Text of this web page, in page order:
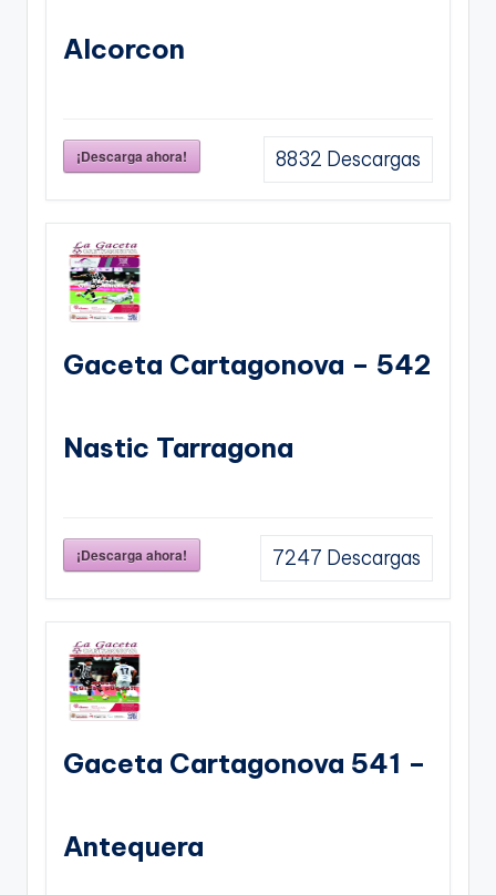
Alcorcon
¡Descarga ahora! 8832 Descargas
Gaceta Cartagonova – 542
Nastic Tarragona
¡Descarga ahora! 7247 Descargas
Gaceta Cartagonova 541 –
Antequera